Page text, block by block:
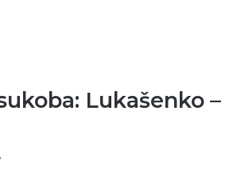
Lukašenko –